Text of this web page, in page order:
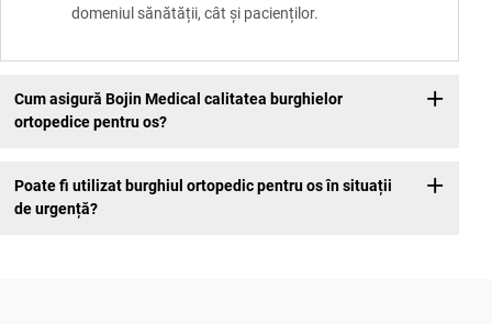
domeniul sănătății, cât și pacienților.
Cum asigură Bojin Medical calitatea burghielor
ortopedice pentru os?
Poate fi utilizat burghiul ortopedic pentru os în situații
de urgență?